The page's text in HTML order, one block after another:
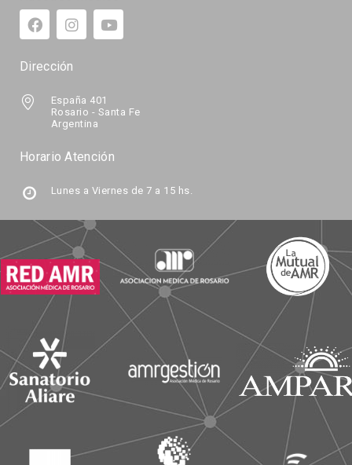
Dirección
España 401
Rosario - Santa Fe
Argentina
Horario Atención
Lunes a Viernes de 7 a 15 hs.